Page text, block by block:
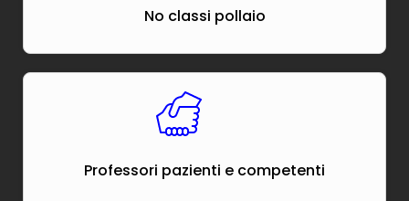
No classi pollaio
Professori pazienti e competenti